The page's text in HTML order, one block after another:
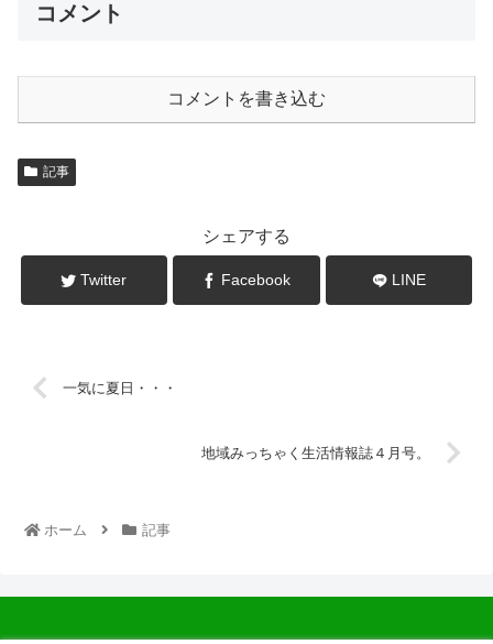
コメント
コメントを書き込む
記事
シェアする
Twitter Facebook LINE
一気に夏日・・・
地域みっちゃく生活情報誌４月号。
ホーム 記事